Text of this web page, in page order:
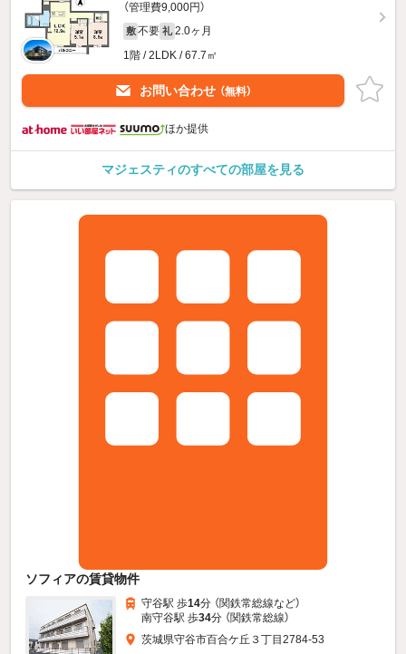
（管理費9,000円）
敷 不要 礼 2.0ヶ月
1階 / 2LDK / 67.7㎡
お問い合わせ （無料）
ほか提供
マジェスティのすべての部屋を見る
ソフィアの賃貸物件
守谷駅 歩14分 （関鉄常総線など）
南守谷駅 歩34分 （関鉄常総線）
茨城県守谷市百合ケ丘３丁目2784-53